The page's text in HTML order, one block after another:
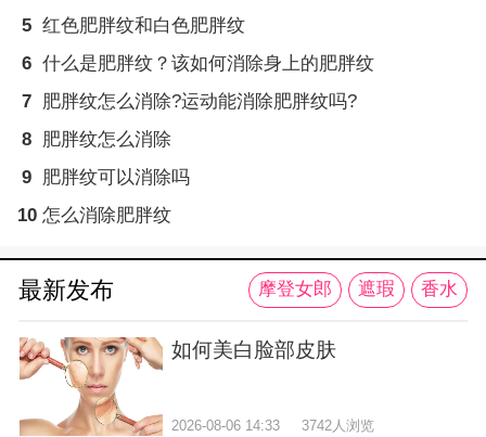
5 红色肥胖纹和白色肥胖纹
6 什么是肥胖纹？该如何消除身上的肥胖纹
7 肥胖纹怎么消除?运动能消除肥胖纹吗?
8 肥胖纹怎么消除
9 肥胖纹可以消除吗
10 怎么消除肥胖纹
最新发布 摩登女郎 遮瑕 香水
如何美白脸部皮肤
2026-08-06 14:33 3742人浏览